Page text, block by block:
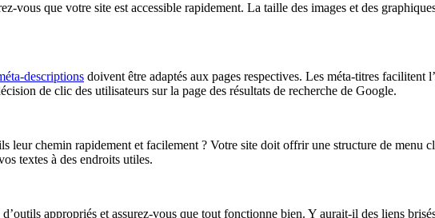
vous que votre site est accessible rapidement. La taille des images et des
descriptions doivent être adaptés aux pages respectives. Les méta-titres
de clic des utilisateurs sur la page des résultats de recherche de Google.
leur chemin rapidement et facilement ? Votre site doit offrir une structure de menu
textes à des endroits utiles.
appropriés et assurez-vous que tout fonctionne bien. Y aurait-il des liens